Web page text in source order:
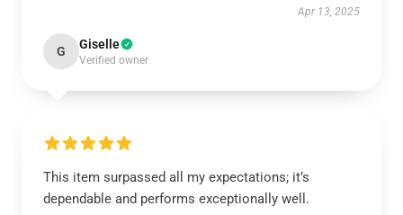
Apr 13, 2025
G Giselle
Verified owner
This item surpassed all my expectations; it’s
dependable and performs exceptionally well.